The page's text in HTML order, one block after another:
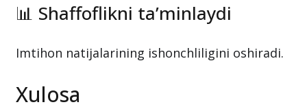
📊 Shaffoflikni ta’minlaydi
Imtihon natijalarining ishonchliligini oshiradi.
Xulosa